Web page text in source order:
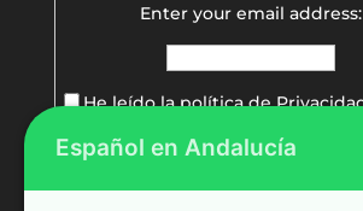
Enter your email address:
He leído la política de
Español en Andalucía